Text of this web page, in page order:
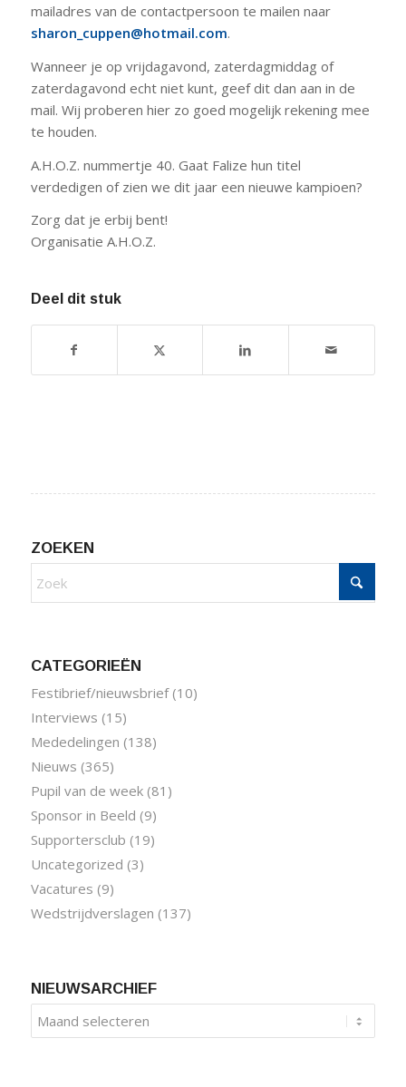
mailadres van de contactpersoon te mailen naar
sharon_cuppen@hotmail.com.
Wanneer je op vrijdagavond, zaterdagmiddag of
zaterdagavond echt niet kunt, geef dit dan aan in de
mail. Wij proberen hier zo goed mogelijk rekening mee
te houden.
A.H.O.Z. nummertje 40. Gaat Falize hun titel
verdedigen of zien we dit jaar een nieuwe kampioen?
Zorg dat je erbij bent!
Organisatie A.H.O.Z.
Deel dit stuk
ZOEKEN
CATEGORIEËN
Festibrief/nieuwsbrief(10)
Interviews (15)
Mededelingen (138)
Nieuws (365)
Pupil van de week(81)
Sponsor in Beeld (9)
Supportersclub (19)
Uncategorized (3)
Vacatures (9)
Wedstrijdverslagen (137)
NIEUWSARCHIEF